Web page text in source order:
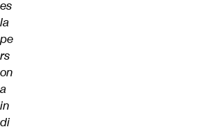
es
la
pe
rs
on
a
in
di